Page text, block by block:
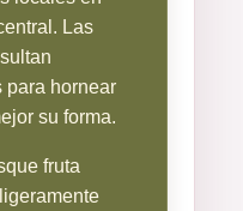
Las
para hornear
su forma.
fruta